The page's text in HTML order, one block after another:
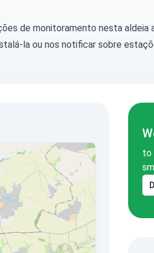
de monitoramento nesta aldeia
la ou nos notificarsobre
to